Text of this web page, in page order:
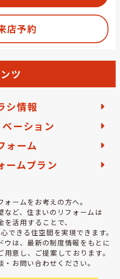
店予約
ツ
シ情報
ーション
ォーム
ームプラン
ームをお考えの方へ。
など、住まいのリフォームは
活用することで、
できる住空間を実現できます。
ウは、最新の制度情報をもとに
意し、ご提案しております。
お問い合わせください。